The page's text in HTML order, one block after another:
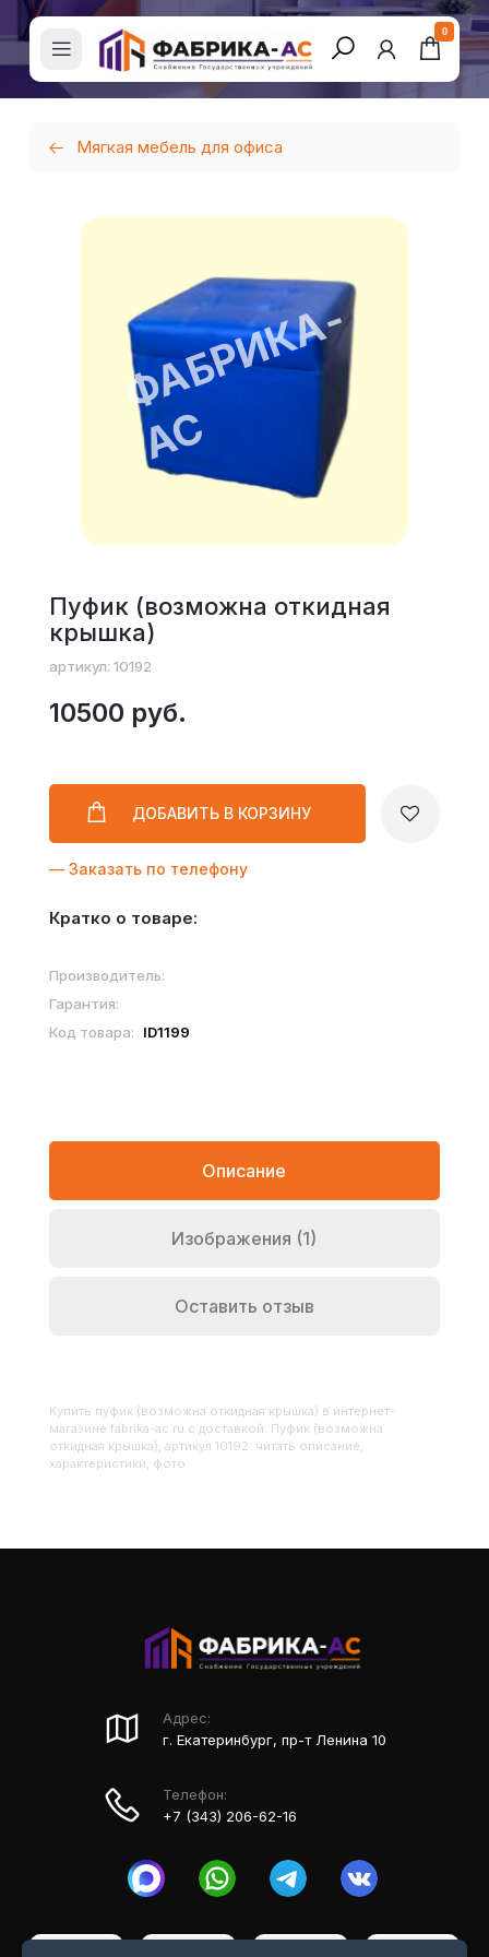
0
Мягкая мебель для офиса
Пуфик (возможна откидная
крышка)
артикул: 10192
10500 руб.
ДОБАВИТЬ В КОРЗИНУ
— Заказать по телефону
Кратко о товаре:
Производитель:
Гарантия:
Код товара:
ID1199
Описание
Изображения (1)
Оставить отзыв
Купить Пуфик (возможна откидная крышка) в интернет-
магазине fabrika-ac.ru с доставкой. Пуфик (возможна
откидная крышка), артикул 10192: читать описание,
характеристики, фото
Адрес:
г. Екатеринбург, пр-т Ленина 10
Телефон:
+7 (343) 206-62-16